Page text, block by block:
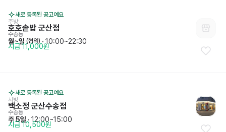
새로 등록된 공고예요
주방
호호솥밥 군산점
수송동
월~일 (협의) · 10:00~22:30
시급 11,000원
새로 등록된 공고예요
서빙
백소정 군산수송점
수송동
주 5일 · 12:00~15:00
시급 10,500원